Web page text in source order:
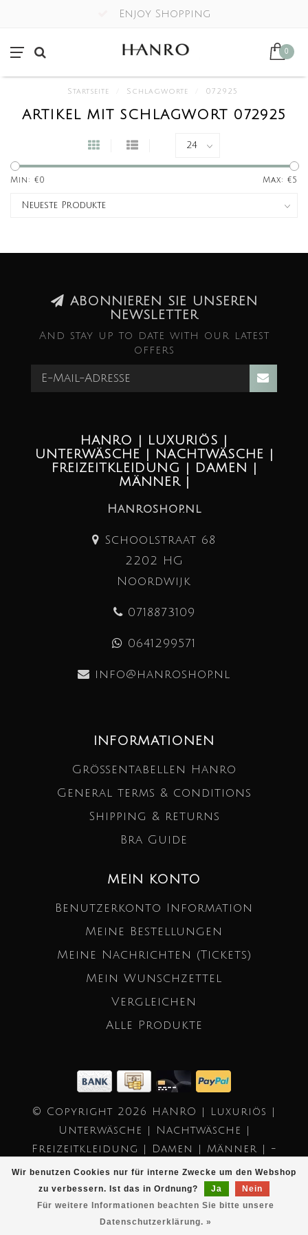
Enjoy Shopping
0
Startseite Schlagworte 072925
ARTIKEL MIT SCHLAGWORT 072925
Min: €0 Max: €5
Wir benutzen Cookies nur für interne Zwecke um den Webshop
zu verbessern. Ist das in Ordnung?
Ja
Nein
Für weitere Informationen beachten Sie bitte unsere
Datenschutzerklärung. »
ABONNIEREN SIE UNSEREN
NEWSLETTER
And stay up to date with our latest
offers
HANRO | LUXURIÖS |
UNTERWÄSCHE | NACHTWÄSCHE |
FREIZEITKLEIDUNG | DAMEN |
MÄNNER |
Hanroshop.nl
Schoolstraat 68
2202 HG
Noordwijk
0718873109
0641299571
info@hanroshop.nl
INFORMATIONEN
Größentabellen Hanro
General terms & conditions
Shipping & returns
Bra Guide
MEIN KONTO
Benutzerkonto Information
Meine Bestellungen
Meine Nachrichten (Tickets)
Mein Wunschzettel
Vergleichen
Alle Produkte
© Copyright 2026 HANRO | Luxuriös |
Unterwäsche | Nachtwäsche |
Freizeitkleidung | Damen | Männer | -
Powered by
Lightspeed
- Theme by
Dyvelopment